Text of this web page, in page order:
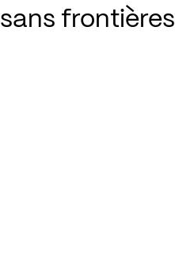
frontières